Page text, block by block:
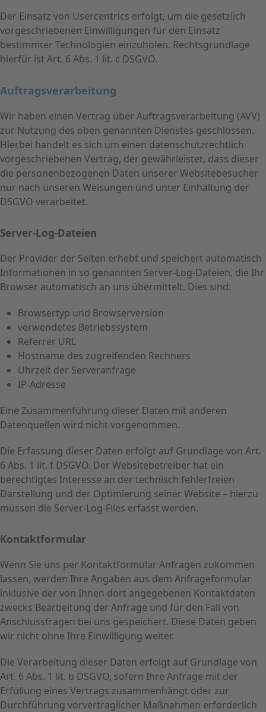
Der Einsatz von Usercentrics erfolgt, um die gesetzlich
vorgeschriebenen Einwilligungen für den Einsatz
bestimmter Technologien einzuholen. Rechtsgrundlage
hierfür ist Art. 6 Abs. 1 lit. c DSGVO.
Auftragsverarbeitung
Wir haben einen Vertrag über Auftragsverarbeitung (AVV)
zur Nutzung des oben genannten Dienstes geschlossen.
Hierbei handelt es sich um einen datenschutzrechtlich
vorgeschriebenen Vertrag, der gewährleistet, dass dieser
die personenbezogenen Daten unserer Websitebesucher
nur nach unseren Weisungen und unter Einhaltung der
DSGVO verarbeitet.
Server-Log-Dateien
Der Provider der Seiten erhebt und speichert automatisch
Informationen in so genannten Server-Log-Dateien, die Ihr
Browser automatisch an uns übermittelt. Dies sind:
Browsertyp und Browserversion
verwendetes Betriebssystem
Referrer URL
Hostname des zugreifenden Rechners
Uhrzeit der Serveranfrage
IP-Adresse
Eine Zusammenführung dieser Daten mit anderen
Datenquellen wird nicht vorgenommen.
Die Erfassung dieser Daten erfolgt auf Grundlage von Art.
6 Abs. 1 lit. f DSGVO. Der Websitebetreiber hat ein
berechtigtes Interesse an der technisch fehlerfreien
Darstellung und der Optimierung seiner Website – hierzu
müssen die Server-Log-Files erfasst werden.
Kontaktformular
Wenn Sie uns per Kontaktformular Anfragen zukommen
lassen, werden Ihre Angaben aus dem Anfrageformular
inklusive der von Ihnen dort angegebenen Kontaktdaten
zwecks Bearbeitung der Anfrage und für den Fall von
Anschlussfragen bei uns gespeichert. Diese Daten geben
wir nicht ohne Ihre Einwilligung weiter.
Die Verarbeitung dieser Daten erfolgt auf Grundlage von
Art. 6 Abs. 1 lit. b DSGVO, sofern Ihre Anfrage mit der
Erfüllung eines Vertrags zusammenhängt oder zur
Durchführung vorvertraglicher Maßnahmen erforderlich